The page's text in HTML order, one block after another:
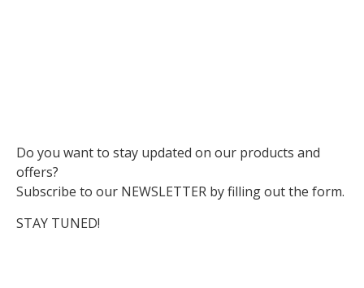
Do you want to stay updated on our products and
offers?
Subscribe to our NEWSLETTER by filling out the form.
STAY TUNED!